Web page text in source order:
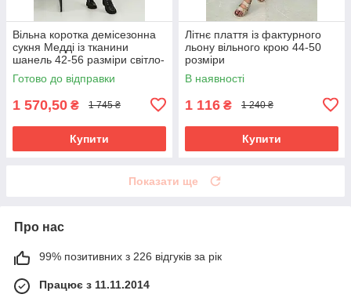
Вільна коротка демісезонна
сукня Медді із тканини
шанель 42-56 разміри світло-
сіра
Готово до відправки
1 570,50 ₴ 1 745 ₴
Купити
Літнє плаття із фактурного
льону вільного крою 44-50
розміри
В наявності
1 116 ₴ 1 240 ₴
Купити
Показати ще
Про нас
99% позитивних з 226 відгуків за рік
Працює з 11.11.2014